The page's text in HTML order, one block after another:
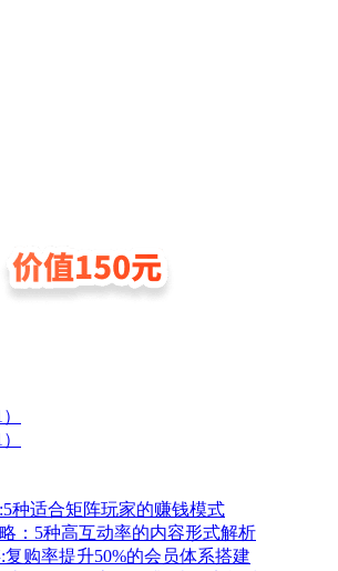
种适合矩阵玩家的赚钱模式
：5种高互动率的内容形式解析
购率提升50%的会员体系搭建